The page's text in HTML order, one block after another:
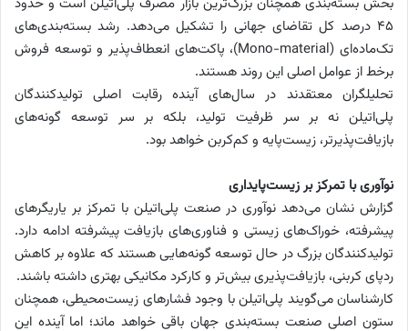
بخش بسته‌بندی همچنان بزرگ‌ترین بازار مصرف پلی‌اتیلن است و حدود
۴۵ درصد کل تقاضای جهانی را تشکیل می‌دهد. رشد بسته‌بندی‌های
تک‌ماده‌ای (Mono-material)، پاکت‌های انعطاف‌پذیر و توسعه فروش
برخط از عوامل اصلی این روند هستند.
تحلیلگران معتقدند در سال‌های آینده رقابت اصلی تولیدکنندگان
پلی‌اتیلن نه بر سر ظرفیت تولید، بلکه بر سر توسعه گونه‌های
بازیافت‌‌پذیرتر، زیست‌پایه و کم‌کربن خواهد بود.
نوآوری با تمرکز بر زیست‌پایداری
گزارش نشان می‌دهد نوآوری در صنعت پلی‌اتیلن با تمرکز بر یاریگرهای
پیشرفته، خوراک‌های زیستی و فناوری‌های بازیافت پیشرفته ادامه دارد.
تولیدکنندگان بزرگ در حال توسعه گونه‌هایی هستند که علاوه بر کاهش
ردپای کربنی، بازیافت‌پذیری بیش‌تر و کارکرد مکانیکی بهتری داشته باشند.
کارشناسان می‌گویند پلی‌اتیلن با وجود فشارهای زیست‌محیطی، همچنان
ستون اصلی صنعت بسته‌بندی جهان باقی خواهد ماند؛ اما آینده این